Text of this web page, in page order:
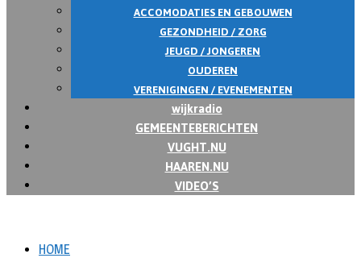
ACCOMODATIES EN GEBOUWEN
GEZONDHEID / ZORG
JEUGD / JONGEREN
OUDEREN
VERENIGINGEN / EVENEMENTEN
wijkradio
GEMEENTEBERICHTEN
VUGHT.NU
HAAREN.NU
VIDEO’S
HOME